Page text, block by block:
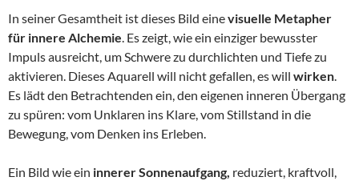
In seiner Gesamtheit ist dieses Bild einevisuelle Metapher
für innere Alchemie. Es zeigt, wie ein einziger bewusster
Impuls ausreicht, um Schwere zu durchlichten und Tiefe zu
aktivieren. Dieses Aquarell will nicht gefallen, es will wirken.
Es lädt den Betrachtenden ein, den eigenen inneren Übergang
zu spüren: vom Unklaren ins Klare, vom Stillstand in die
Bewegung, vom Denken ins Erleben.
Ein Bild wie ein innerer Sonnenaufgang, reduziert, kraftvoll,